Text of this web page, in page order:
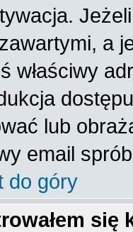
a
właściwy
lub
email
do góry